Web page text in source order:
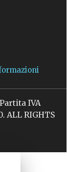
IVA
ALL RIGHTS